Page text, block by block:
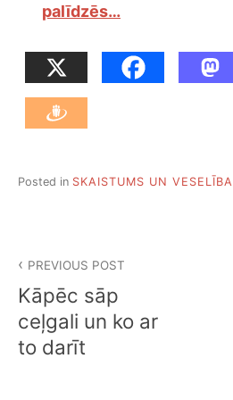
palīdzēs…
Posted in SKAISTUMS UN VESELĪBA
i
ņ
u
PREVIOUS POST
Kāpēc sāp
ceļgali un ko ar
to darīt